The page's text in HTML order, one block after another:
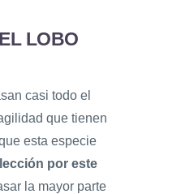
LOBO
casi todo el
que tienen
esta especie
por este
la mayor parte